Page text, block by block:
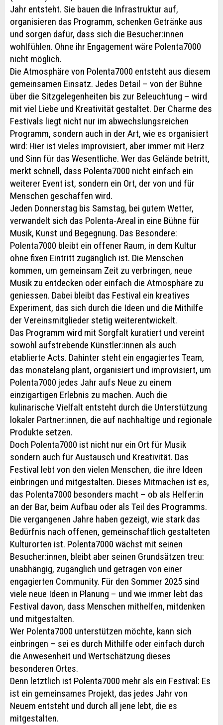
Jahr entsteht. Sie bauen die Infrastruktur auf,
organisieren das Programm, schenken Getränke aus
und sorgen dafür, dass sich die Besucher:innen
wohlfühlen. Ohne ihr Engagement wäre Polenta7000
nicht möglich.
Die Atmosphäre von Polenta7000 entsteht aus diesem
gemeinsamen Einsatz. Jedes Detail – von der Bühne
über die Sitzgelegenheiten bis zur Beleuchtung – wird
mit viel Liebe und Kreativität gestaltet. Der Charme des
Festivals liegt nicht nur im abwechslungsreichen
Programm, sondern auch in der Art, wie es organisiert
wird: Hier ist vieles improvisiert, aber immer mit Herz
und Sinn für das Wesentliche. Wer das Gelände betritt,
merkt schnell, dass Polenta7000 nicht einfach ein
weiterer Event ist, sondern ein Ort, der von und für
Menschen geschaffen wird.
Jeden Donnerstag bis Samstag, bei gutem Wetter,
verwandelt sich das Polenta-Areal in eine Bühne für
Musik, Kunst und Begegnung. Das Besondere:
Polenta7000 bleibt ein offener Raum, in dem Kultur
ohne fixen Eintritt zugänglich ist. Die Menschen
kommen, um gemeinsam Zeit zu verbringen, neue
Musik zu entdecken oder einfach die Atmosphäre zu
geniessen. Dabei bleibt das Festival ein kreatives
Experiment, das sich durch die Ideen und die Mithilfe
der Vereinsmitglieder stetig weiterentwickelt.
Das Programm wird mit Sorgfalt kuratiert und vereint
sowohl aufstrebende Künstler:innen als auch
etablierte Acts. Dahinter steht ein engagiertes Team,
das monatelang plant, organisiert und improvisiert, um
Polenta7000 jedes Jahr aufs Neue zu einem
einzigartigen Erlebnis zu machen. Auch die
kulinarische Vielfalt entsteht durch die Unterstützung
lokaler Partner:innen, die auf nachhaltige und regionale
Produkte setzen.
Doch Polenta7000 ist nicht nur ein Ort für Musik
sondern auch für Austausch und Kreativität. Das
Festival lebt von den vielen Menschen, die ihre Ideen
einbringen und mitgestalten. Dieses Mitmachen ist es,
das Polenta7000 besonders macht – ob als Helfer:in
an der Bar, beim Aufbau oder als Teil des Programms.
Die vergangenen Jahre haben gezeigt, wie stark das
Bedürfnis nach offenen, gemeinschaftlich gestalteten
Kulturorten ist. Polenta7000 wächst mit seinen
Besucher:innen, bleibt aber seinen Grundsätzen treu:
unabhängig, zugänglich und getragen von einer
engagierten Community. Für den Sommer 2025 sind
viele neue Ideen in Planung – und wie immer lebt das
Festival davon, dass Menschen mithelfen, mitdenken
und mitgestalten.
Wer Polenta7000 unterstützen möchte, kann sich
einbringen – sei es durch Mithilfe oder einfach durch
die Anwesenheit und Wertschätzung dieses
besonderen Ortes.
Denn letztlich ist Polenta7000 mehr als ein Festival: Es
ist ein gemeinsames Projekt, das jedes Jahr von
Neuem entsteht und durch all jene lebt, die es
mitgestalten.